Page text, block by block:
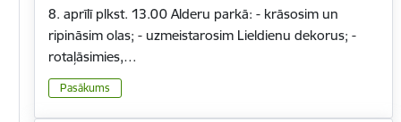
8. aprīlī plkst. 13.00 Alderu parkā: - krāsosim un
ripināsim olas; - uzmeistarosim Lieldienu dekorus; -
rotaļāsimies,…
Pasākums